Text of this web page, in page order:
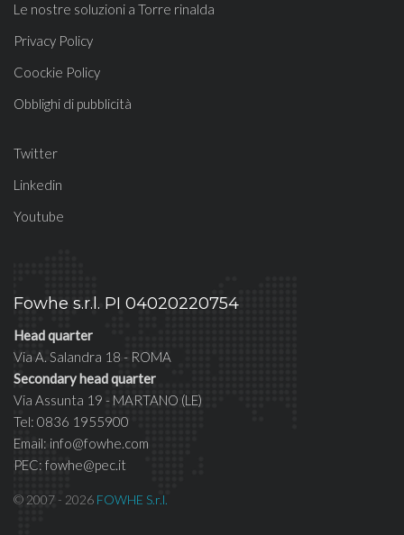
Le nostre soluzioni a Torre rinalda
Privacy Policy
Coockie Policy
Obblighi di pubblicità
Twitter
Linkedin
Youtube
Fowhe s.r.l. PI 04020220754
Head quarter
Via A. Salandra 18 - ROMA
Secondary head quarter
Via Assunta 19 - MARTANO (LE)
Tel: 0836 1955900
Email: info@fowhe.com
PEC: fowhe@pec.it
© 2007 - 2026 FOWHE S.r.l.